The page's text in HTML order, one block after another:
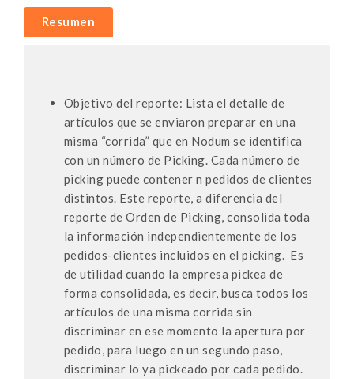
Resumen
Objetivo del reporte: Lista el detalle de
artículos que se enviaron preparar en una
misma “corrida” que en Nodum se identifica
con un número de Picking. Cada número de
picking puede contener n pedidos de clientes
distintos. Este reporte, a diferencia del
reporte de Orden de Picking, consolida toda
la información independientemente de los
pedidos-clientes incluidos en el picking. Es
de utilidad cuando la empresa pickea de
forma consolidada, es decir, busca todos los
artículos de una misma corrida sin
discriminar en ese momento la apertura por
pedido, para luego en un segundo paso,
discriminar lo ya pickeado por cada pedido.